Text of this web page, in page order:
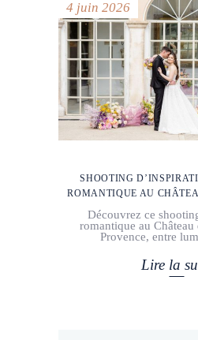
4 juin 2026
SHOOTING
ROMANTIQUE AU
Découvrez ce
romantique au Château
Provence, entre
Lire la